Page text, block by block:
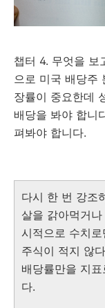
챕터 4. 무엇을 보
으로 미국 배당주
장률이 중요한데
배당을 봐야 합니
펴봐야 합니다.
다시 한 번 강조
살을 갉아먹거
시적으로 수치
주식이 적지 않
배당률만을 지
다.